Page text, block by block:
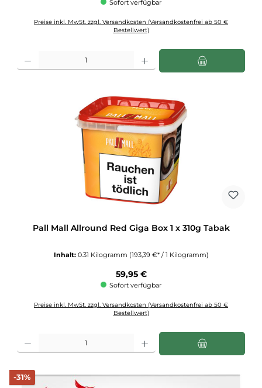
Sofort verfügbar
Preise inkl. MwSt. zzgl. Versandkosten (Versandkostenfrei ab 50 €
Bestellwert)
Produkt Anzahl: Gib den gewünschten Wert ein oder benutze die Schaltflächen
Pall Mall Allround Red Giga Box 1 x 310g Tabak
Inhalt: 0.31 Kilogramm (193,39 €* / 1 Kilogramm)
Regulärer Preis:
59,95 €
Sofort verfügbar
Preise inkl. MwSt. zzgl. Versandkosten (Versandkostenfrei ab 50 €
Bestellwert)
-31%Rabatt